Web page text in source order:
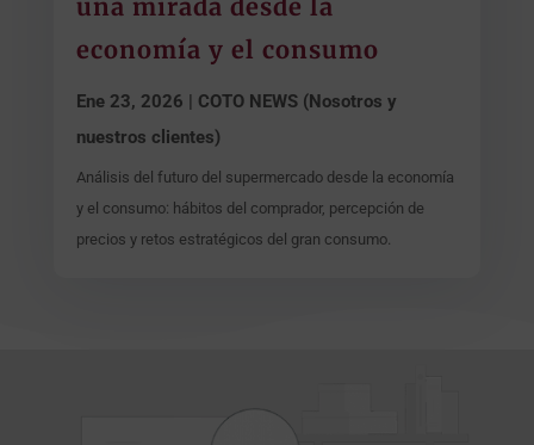
una mirada desde la
economía y el consumo
Ene 23, 2026
COTO NEWS (Nosotros y
nuestros clientes)
Análisis del futuro del supermercado desde la economía
y el consumo: hábitos del comprador, percepción de
precios y retos estratégicos del gran consumo.